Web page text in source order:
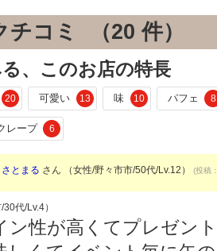
チコミ （20 件）
、このお店の特長
20 可愛い 13 味 10 パフェ 8
レープ 6
さとまる さん （女性/野々市市/50代/Lv.12） (投稿
代/Lv.4）
ン性が高くてプレゼン